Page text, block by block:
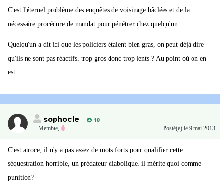
C'est l'éternel problème des enquêtes de voisinage bâclées et de la
nécessaire procédure de mandat pour pénétrer chez quelqu'un.
Quelqu'un a dit ici que les policiers étaient bien gras, on peut déjà dire
qu'ils ne sont pas réactifs, trop gros donc trop lents ? Au point où on en
est...
sophocle
18
Membre, Posté(e) le 9 mai 2013
C'est atroce, il n'y a pas assez de mots forts pour qualifier cette
séquestration horrible, un prédateur diabolique, il mérite quoi comme
punition?